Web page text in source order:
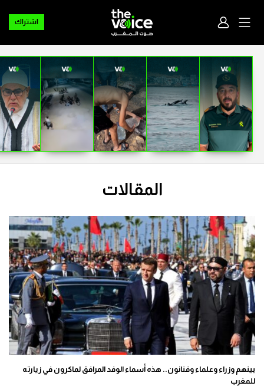
اشتراك
المقالات
بينهم وزراء وعلماء وفنانون.. هذه أسماء الوفد المرافق لماكرون في زيارته
للمغرب